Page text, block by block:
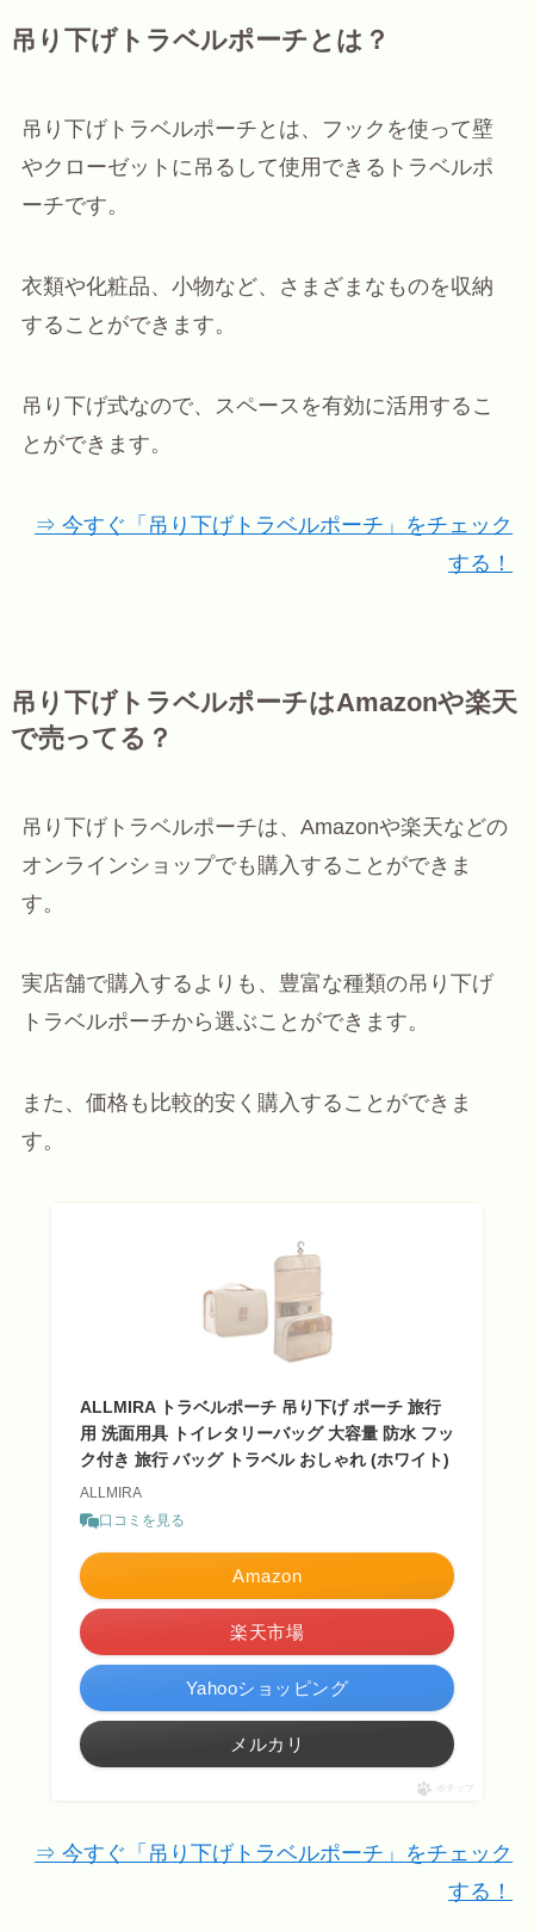
吊り下げトラベルポーチとは？
吊り下げトラベルポーチとは、フックを使って壁
やクローゼットに吊るして使用できるトラベルポ
ーチです。
衣類や化粧品、小物など、さまざまなものを収納
することができます。
吊り下げ式なので、スペースを有効に活用するこ
とができます。
⇒ 今すぐ「吊り下げトラベルポーチ」をチェック
する！
吊り下げトラベルポーチはAmazonや楽天
で売ってる？
吊り下げトラベルポーチは、Amazonや楽天などの
オンラインショップでも購入することができま
す。
実店舗で購入するよりも、豊富な種類の吊り下げ
トラベルポーチから選ぶことができます。
また、価格も比較的安く購入することができま
す。
ALLMIRA トラベルポーチ 吊り下げ ポーチ 旅行
用 洗面用具 トイレタリーバッグ 大容量 防水 フッ
ク付き 旅行 バッグ トラベル おしゃれ (ホワイト)
ALLMIRA
口コミを見る
Amazon
楽天市場
Yahooショッピング
メルカリ
ポチップ
⇒ 今すぐ「吊り下げトラベルポーチ」をチェック
する！